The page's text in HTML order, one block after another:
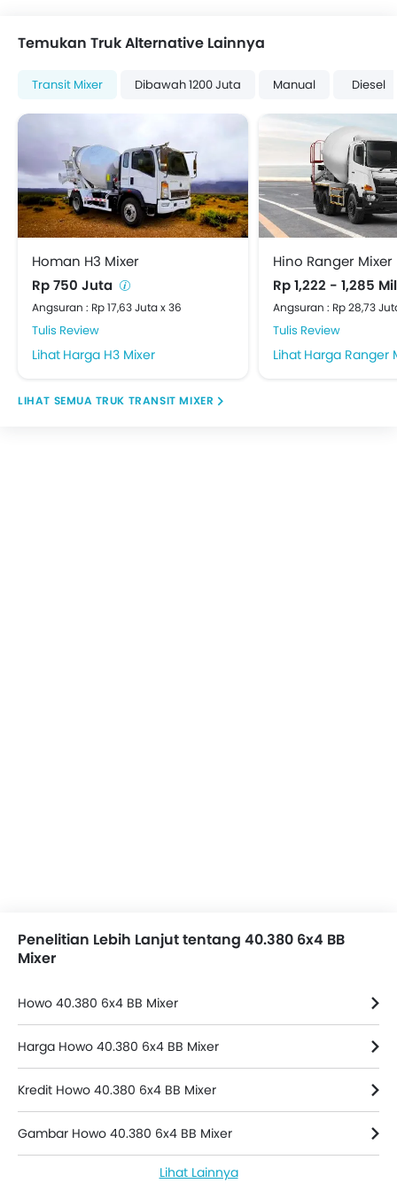
Temukan Truk Alternative Lainnya
Transit Mixer Dibawah 1200 Juta Manual Diesel
Homan H3 Mixer
Rp 750 Juta
Angsuran : Rp 17,63 Juta x 36
Tulis Review
Harga H3 Mixer
Hino Ranger Mixer
Rp 1,222 - 1,285
Angsuran : Rp 28,73
Tulis Review
Harga Ranger
TRUK TRANSIT MIXER
Penelitian Lebih Lanjut tentang 40.380 6x4 BB
Mixer
Howo 40.380 6x4 BB Mixer
Harga Howo 40.380 6x4 BB Mixer
Kredit Howo 40.380 6x4 BB Mixer
Gambar Howo 40.380 6x4 BB Mixer
Howo 40.380 6x4 BB Mixer Spesifikasi
Lihat Lainnya